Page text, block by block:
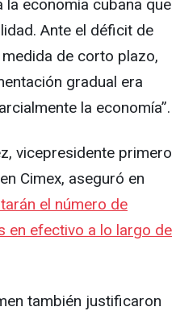
economía cubana que
Ante el déficit de
de corto plazo,
gradual era
la economía”.
vicepresidente primero
Cimex, aseguró en
el número de
en efectivo a lo largo de
también justificaron